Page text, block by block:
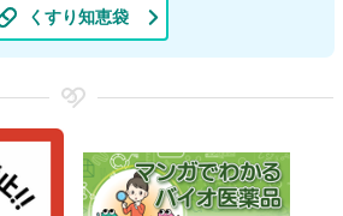
くすり知恵袋